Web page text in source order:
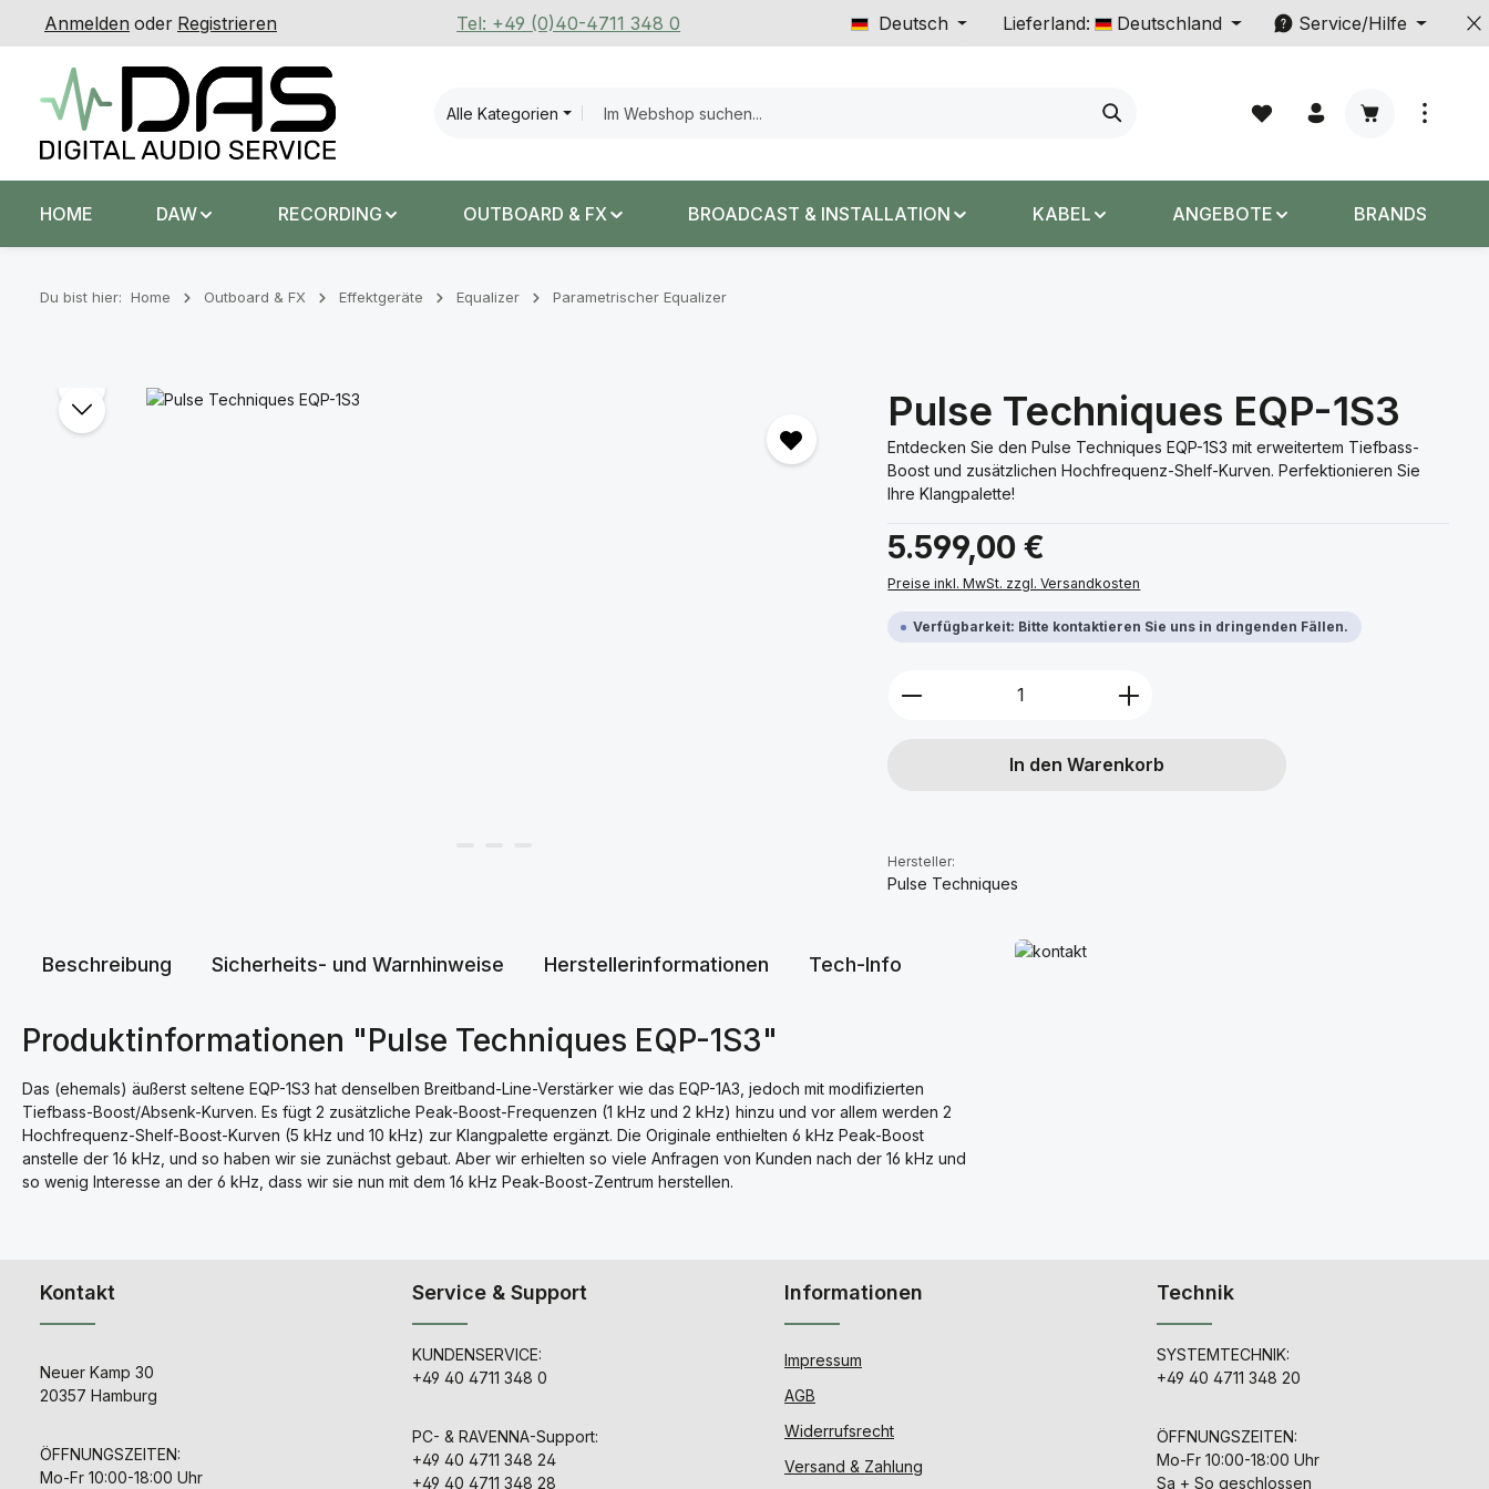
Hauptinhalt springen
Zur Suche springen
Zur Hauptnavigation springen
Anmelden oder Registrieren Tel: +49 (0)40-4711 348 0 Deutsch Lieferland: Deutschland Service/Hilfe
Alle Kategorien
Warenkorb
HOME DAW RECORDING OUTBOARD & FX BROADCAST & INSTALLATION KABEL ANGEBOTE BRANDS
Du bist hier: Home Outboard & FX Effektgeräte Equalizer Parametrischer Equalizer
Bildergalerie überspringen Pulse Techniques EQP-1S3
Entdecken Sie den Pulse Techniques EQP-1S3 mit erweitertem Tiefbass-
Boost und zusätzlichen Hochfrequenz-Shelf-Kurven. Perfektionieren Sie
Ihre Klangpalette!
Regulärer Preis:
5.599,00 €
Preise inkl. MwSt. zzgl. Versandkosten
Verfügbarkeit: Bitte kontaktieren Sie uns in dringenden Fällen.
Produkt Anzahl: Gib den gewünschten Wert
In den Warenkorb
Hersteller:
Pulse Techniques
Beschreibung Sicherheits- und Warnhinweise Herstellerinformationen Tech-Info
Produktinformationen "Pulse Techniques EQP-1S3"
Das (ehemals) äußerst seltene EQP-1S3 hat denselben Breitband-Line-Verstärker wie das EQP-1A3, jedoch mit modifizierten
Tiefbass-Boost/Absenk-Kurven. Es fügt 2 zusätzliche Peak-Boost-Frequenzen (1 kHz und 2 kHz) hinzu und vor allem werden 2
Hochfrequenz-Shelf-Boost-Kurven (5 kHz und 10 kHz) zur Klangpalette ergänzt. Die Originale enthielten 6 kHz Peak-Boost
anstelle der 16 kHz, und so haben wir sie zunächst gebaut. Aber wir erhielten so viele Anfragen von Kunden nach der 16 kHz und
so wenig Interesse an der 6 kHz, dass wir sie nun mit dem 16 kHz Peak-Boost-Zentrum herstellen.
Mehr erfahren
Kontakt
Neuer Kamp 30
20357 Hamburg
ÖFFNUNGSZEITEN:
Mo-Fr 10:00-18:00 Uhr
Service & Support
KUNDENSERVICE:
+49 40 4711 348 0
PC- & RAVENNA-Support:
+49 40 4711 348 24
+49 40 4711 348 28
Informationen
Impressum
AGB
Widerrufsrecht
Versand & Zahlung
Technik
SYSTEMTECHNIK:
+49 40 4711 348 20
ÖFFNUNGSZEITEN:
Mo-Fr 10:00-18:00 Uhr
Sa + So geschlossen